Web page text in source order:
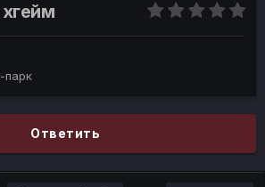
парк
Ответить